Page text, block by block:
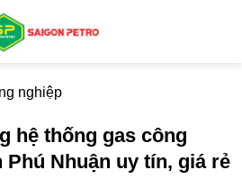
nghiệp
hệ thống gas công
Phú Nhuận uy tín, giá rẻ